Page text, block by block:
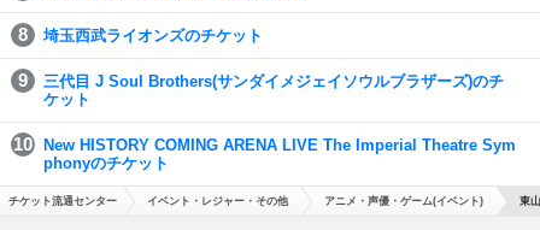
埼玉西武ライオンズのチケット
三代目 J Soul Brothers(サンダイメジェイソウルブラザーズ)のチ
ケット
New HISTORY COMING ARENA LIVE The Imperial Theatre Sym
phonyのチケット
チケット流通センター イベント・レジャー・その他 アニメ・声優・ゲーム(イベント) 東